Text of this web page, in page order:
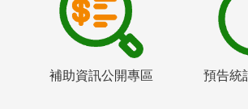
補助資訊公開專區
預告統